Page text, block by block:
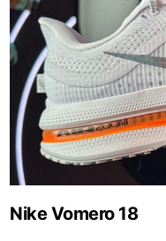
Nike Vomero 18